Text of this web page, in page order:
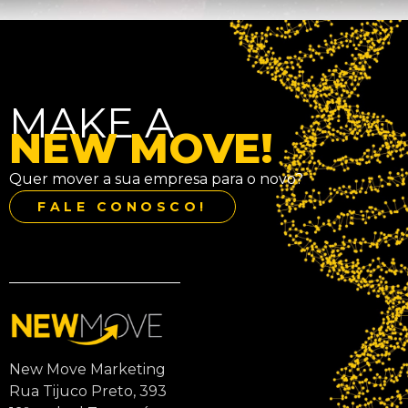
MAKE A
NEW MOVE!
Quer mover a sua empresa para o novo?
FALE CONOSCO!
New Move Marketing
Rua Tijuco Preto, 393